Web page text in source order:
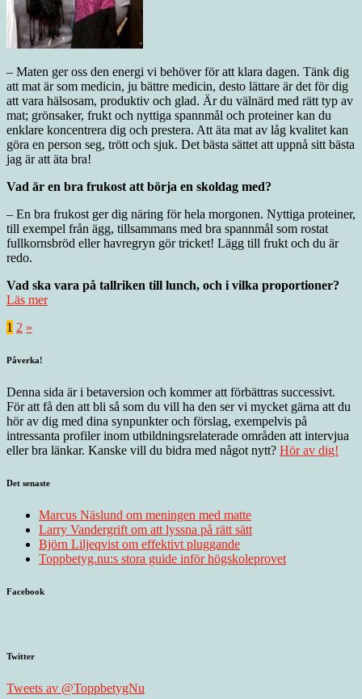
– Maten ger oss den energi vi behöver för att klara dagen. Tänk dig
att mat är som medicin, ju bättre medicin, desto lättare är det för dig
att vara hälsosam, produktiv och glad. Är du välnärd med rätt typ av
mat; grönsaker, frukt och nyttiga spannmål och proteiner kan du
enklare koncentrera dig och prestera. Att äta mat av låg kvalitet kan
göra en person seg, trött och sjuk. Det bästa sättet att uppnå sitt bästa
jag är att äta bra!
Vad är en bra frukost att börja en skoldag med?
– En bra frukost ger dig näring för hela morgonen. Nyttiga proteiner,
till exempel från ägg, tillsammans med bra spannmål som rostat
fullkornsbröd eller havregryn gör tricket! Lägg till frukt och du är
redo.
Vad ska vara på tallriken till lunch, och i vilka proportioner?
Läs mer
1 2 »
Påverka!
Denna sida är i betaversion och kommer att förbättras successivt.
För att få den att bli så som du vill ha den ser vi mycket gärna att du
hör av dig med dina synpunkter och förslag, exempelvis på
intressanta profiler inom utbildningsrelaterade områden att intervjua
eller bra länkar. Kanske vill du bidra med något nytt? Hör av dig!
Det senaste
Marcus Näslund om meningen med matte
Larry Vandergrift om att lyssna på rätt sätt
Björn Liljeqvist om effektivt pluggande
Toppbetyg.nu:s stora guide inför högskoleprovet
Facebook
Twitter
Tweets av @ToppbetygNu